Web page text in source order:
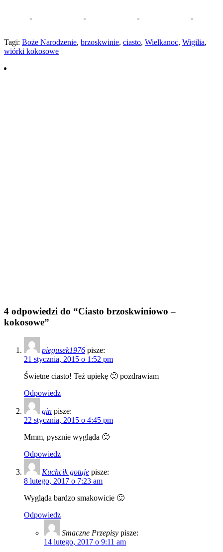
Tagi: Boże Narodzenie, brzoskwinie, ciasto, Wielkanoc, Wigilia,
wiórki kokosowe
4 odpowiedzi do “Ciasto brzoskwiniowo –
kokosowe”
piegusek1976 pisze:
21 stycznia, 2015 o 1:52 pm
Świetne ciasto! Też upiekę 🙂 pozdrawiam
Odpowiedz
gin pisze:
22 stycznia, 2015 o 4:45 pm
Mmm, pysznie wygląda 🙂
Odpowiedz
Kuchcik gotuje pisze:
8 lutego, 2017 o 7:23 am
Wygląda bardzo smakowicie 🙂
Odpowiedz
Smaczne Przepisy pisze:
14 lutego, 2017 o 9:11 am